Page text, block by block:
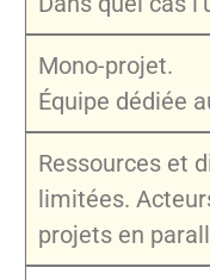
Mono-projet.
Équipe dédiée
Ressources et
limitées.
projets en